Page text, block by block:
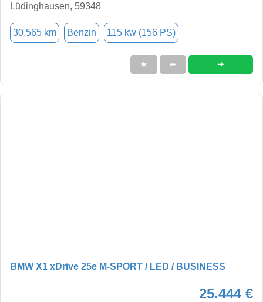
Lüdinghausen, 59348
30.565 km Benzin 115 kw (156 PS)
★ ➦ ➜
BMW X1 xDrive 25e M-SPORT / LED / BUSINESS
25.444 €